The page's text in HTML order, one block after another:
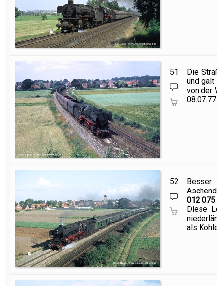
51
Die
und galt
von der
52
Besser
012 075
Diese
als